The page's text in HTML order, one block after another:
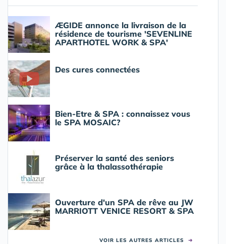
ÆGIDE annonce la livraison de la
résidence de tourisme 'SEVENLINE
APARTHOTEL WORK & SPA'
Des cures connectées
Bien-Etre & SPA : connaissez vous
le SPA MOSAIC?
Préserver la santé des seniors
grâce à la thalassothérapie
Ouverture d'un SPA de rêve au JW
MARRIOTT VENICE RESORT & SPA
VOIR LES AUTRES ARTICLES ➜